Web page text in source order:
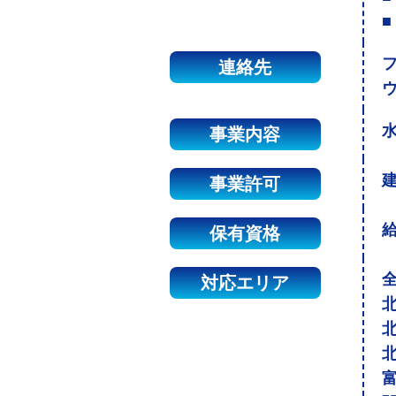
■
連絡先
事業内容
事業許可
保有資格
対応エリア